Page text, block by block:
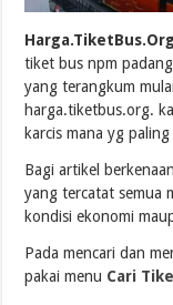
Harga.TiketBus.Org
tiket bus npm
yang terangkum
harga.tiketbus.org.
karcis mana yg
Bagi artikel
yang tercatat semua
kondisi ekonomi
Pada mencari dan
pakai menu Cari